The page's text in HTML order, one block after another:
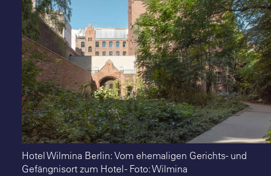
Hotel Wilmina Berlin: Vom ehemaligen Gerichts- und
Gefängnisort zum Hotel - Foto: Wilmina